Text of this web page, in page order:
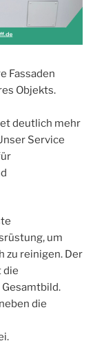
Fassaden
Objekts.
deutlich mehr
Service
um
zu reinigen. Der
die
die